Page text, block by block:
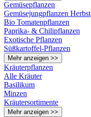
Gemüsepflanzen
Gemüsejungpflanzen Herbst
Bio Tomatenpflanzen
Paprika- & Chilipflanzen
Exotische Pflanzen
Süßkartoffel-Pflanzen
Mehr anzeigen >>
Kräuterpflanzen
Alle Kräuter
Basilikum
Minzen
Kräutersortimente
Mehr anzeigen >>